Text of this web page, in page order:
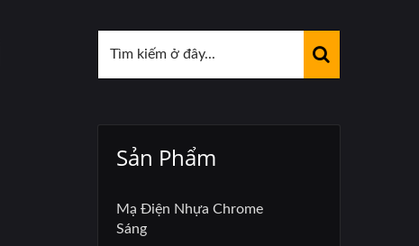
Sản Phẩm
Mạ Điện Nhựa Chrome
Sáng